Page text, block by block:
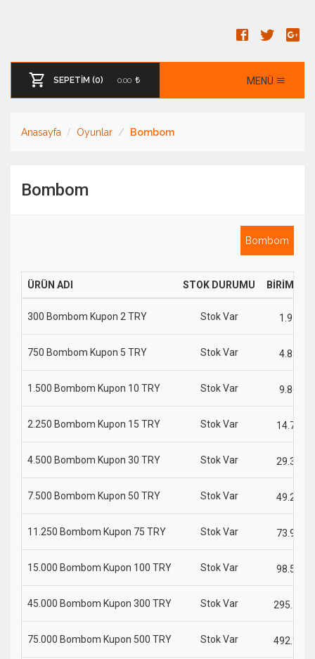
SEPETİM (0) 0.00 MENÜ
Anasayfa Oyunlar Bombom
Bombom
Bombom
ÜRÜN ADI STOK DURUMU BİRİM
300 Bombom Kupon 2 TRY Stok Var 1.97
750 Bombom Kupon 5 TRY Stok Var 4.88
1.500 Bombom Kupon 10 TRY Stok Var 9.86
2.250 Bombom Kupon 15 TRY Stok Var 14.79
4.500 Bombom Kupon 30 TRY Stok Var 29.30
7.500 Bombom Kupon 50 TRY Stok Var 49.29
11.250 Bombom Kupon 75 TRY Stok Var 73.94
15.000 Bombom Kupon 100 TRY Stok Var 98.58
45.000 Bombom Kupon 300 TRY Stok Var 295.74
75.000 Bombom Kupon 500 TRY Stok Var 492.90